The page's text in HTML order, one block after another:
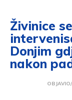
Živinice
Donjim
nakon